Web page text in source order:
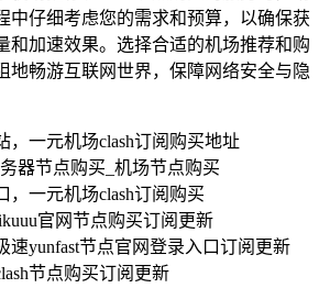
中仔细考虑您的需求和预算，以确保获
和加速效果。选择合适的机场推荐和购
地畅游互联网世界，保障网络安全与隐
，一元机场clash订阅购买地址
器节点购买_机场节点购买
，一元机场clash订阅购买
官网节点购买订阅更新
速yunfast节点官网登录入口订阅更新
节点购买订阅更新